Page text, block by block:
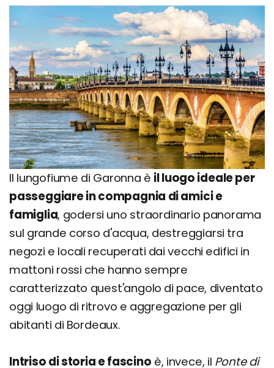
Il lungofiume di Garonna è il luogo ideale per
passeggiare in compagnia di amici e
famiglia, godersi uno straordinario panorama
sul grande corso d'acqua, destreggiarsi tra
negozi e locali recuperati dai vecchi edifici in
mattoni rossi che hanno sempre
caratterizzato quest'angolo di pace, diventato
oggi luogo di ritrovo e aggregazione per gli
abitanti di Bordeaux.
Intriso di storia e fascino è, invece, il Ponte di